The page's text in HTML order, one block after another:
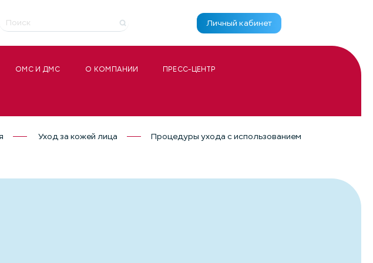
Личный кабинет
ОМС И ДМС О КОМПАНИИ ПРЕСС-ЦЕНТР
Уход за кожей лица
Процедуры ухода с использованием